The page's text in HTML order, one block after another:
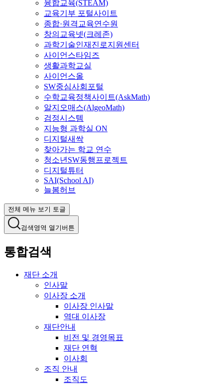
융합교육(STEAM)
교육기부 포털사이트
종합·원격교육연수원
창의교육넷(크레존)
과학기술인재진로지원센터
사이언스타임즈
생활과학교실
사이언스올
SW중심사회포털
수학교육정책사이트(AskMath)
알지오매스(AlgeoMath)
검정시스템
지능형 과학실 ON
디지털새싹
찾아가는 학교 연수
청소년SW동행프로젝트
디지털튜터
SAI(School AI)
늘봄허브
전체 메뉴 보기 토글
검색영역 열기버튼
통합검색
재단 소개
인사말
이사장 소개
이사장 인사말
역대 이사장
재단안내
비전 및 경영목표
재단 연혁
이사회
조직 안내
조직도